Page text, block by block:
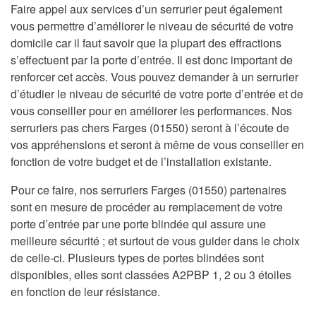
Faire appel aux services d’un serrurier peut également
vous permettre d’améliorer le niveau de sécurité de votre
domicile car il faut savoir que la plupart des effractions
s’effectuent par la porte d’entrée. Il est donc important de
renforcer cet accès. Vous pouvez demander à un serrurier
d’étudier le niveau de sécurité de votre porte d’entrée et de
vous conseiller pour en améliorer les performances. Nos
serruriers pas chers Farges (01550) seront à l’écoute de
vos appréhensions et seront à même de vous conseiller en
fonction de votre budget et de l’installation existante.
Pour ce faire, nos serruriers Farges (01550) partenaires
sont en mesure de procéder au remplacement de votre
porte d’entrée par une porte blindée qui assure une
meilleure sécurité ; et surtout de vous guider dans le choix
de celle-ci. Plusieurs types de portes blindées sont
disponibles, elles sont classées A2PBP 1, 2 ou 3 étoiles
en fonction de leur résistance.